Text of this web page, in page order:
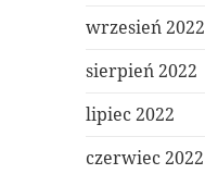
wrzesień 2022
sierpień 2022
lipiec 2022
czerwiec 2022